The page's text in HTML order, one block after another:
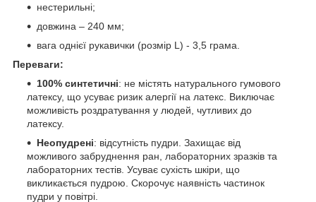
нестерильні;
довжина – 240 мм;
вага однієї рукавички (розмір L) - 3,5 грама.
Переваги:
100% синтетичні: не містять натурального гумового
латексу, що усуває ризик алергії на латекс. Виключає
можливість роздратування у людей, чутливих до
латексу.
Неопудрені: відсутність пудри. Захищає від
можливого забруднення ран, лабораторних зразків та
лабораторних тестів. Усуває сухість шкіри, що
викликається пудрою. Скорочує наявність частинок
пудри у повітрі.